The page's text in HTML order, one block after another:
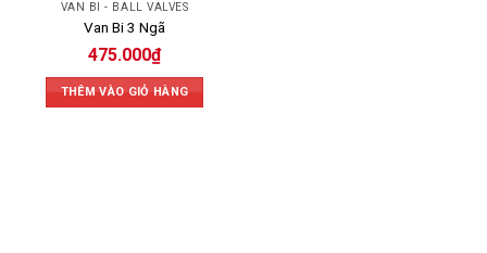
VAN BI - BALL VALVES
Van Bi 3 Ngã
475.000₫
THÊM VÀO GIỎ HÀNG